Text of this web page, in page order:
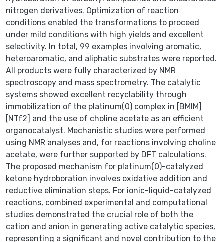
nitrogen derivatives. Optimization of reaction
conditions enabled the transformations to proceed
under mild conditions with high yields and excellent
selectivity. In total, 99 examples involving aromatic,
heteroaromatic, and aliphatic substrates were reported.
All products were fully characterized by NMR
spectroscopy and mass spectrometry. The catalytic
systems showed excellent recyclability through
immobilization of the platinum(0) complex in [BMIM]
[NTf2] and the use of choline acetate as an efficient
organocatalyst. Mechanistic studies were performed
using NMR analyses and, for reactions involving choline
acetate, were further supported by DFT calculations.
The proposed mechanism for platinum(0)-catalyzed
ketone hydroboration involves oxidative addition and
reductive elimination steps. For ionic-liquid-catalyzed
reactions, combined experimental and computational
studies demonstrated the crucial role of both the
cation and anion in generating active catalytic species,
representing a significant and novel contribution to the